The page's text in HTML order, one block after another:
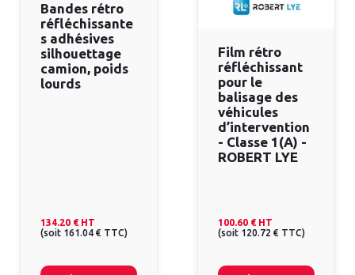
Bandes rétro
réfléchissante
s adhésives
silhouettage
camion, poids
lourds
134.20 € HT
(soit 161.04 € TTC)
Film rétro
réfléchissant
pour le
balisage des
véhicules
d’intervention
- Classe 1(A) -
ROBERT LYE
100.60 € HT
(soit 120.72 € TTC)